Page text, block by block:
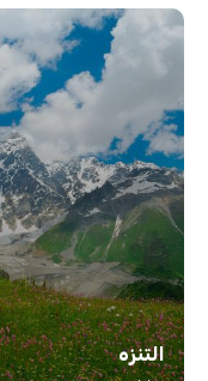
التنزه